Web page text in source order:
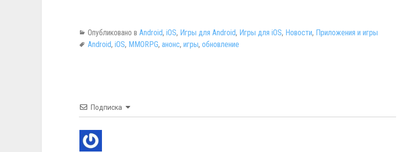
Опубликовано в Android, iOS, Игры для Android, Игры для iOS, Новости, Приложения и игры
Android, iOS, MMORPG, анонс, игры, обновление
Подписка